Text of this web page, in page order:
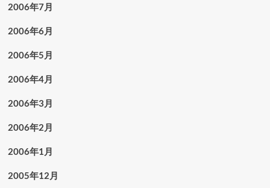
2006年7月
2006年6月
2006年5月
2006年4月
2006年3月
2006年2月
2006年1月
2005年12月